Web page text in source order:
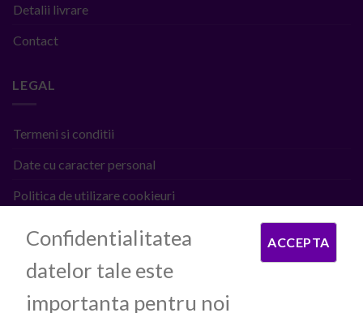
Detalii livrare
Contact
LEGAL
Termeni si conditii
Date cu caracter personal
Politica de utilizare cookieuri
PROCESATOARE DE PLATI
Confidentialitatea
datelor tale este
importanta pentru noi
ACCEPTA